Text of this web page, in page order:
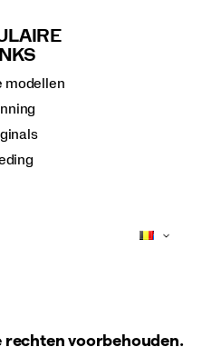
modellen
rechten voorbehouden.